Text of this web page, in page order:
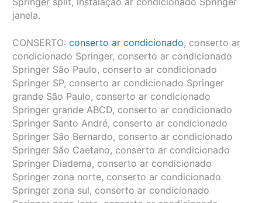
janela.
CONSERTO:conserto ar condicionado, conserto ar
condicionado Springer, conserto ar condicionado
Springer São Paulo, conserto ar condicionado
Springer SP, conserto ar condicionado Springer
grande São Paulo, conserto ar condicionado
Springer grande ABCD, conserto ar condicionado
Springer Santo André, conserto ar condicionado
Springer São Bernardo, conserto ar condicionado
Springer São Caetano, conserto ar condicionado
Springer Diadema, conserto ar condicionado
Springer zona norte, conserto ar condicionado
Springer zona sul, conserto ar condicionado